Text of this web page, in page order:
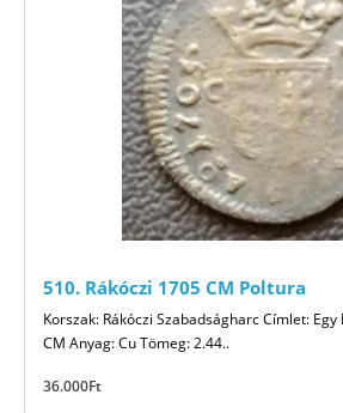
510. Rákóczi 1705 CM Poltura
Korszak: Rákóczi Szabadságharc Címlet:
CM Anyag: Cu Tömeg: 2.44..
36.000Ft